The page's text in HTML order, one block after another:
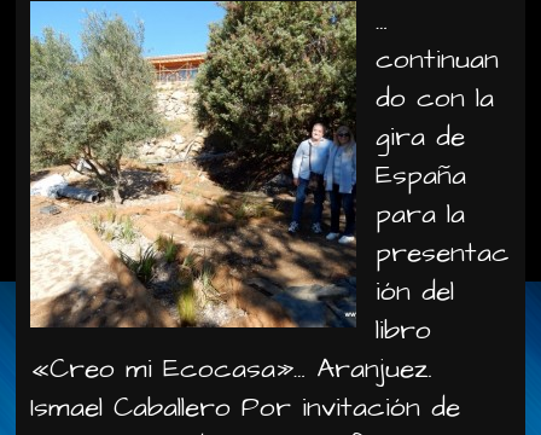
…
continuan
do con la
gira de
España
para la
presentac
ión del
libro
«Creo mi Ecocasa»… Aranjuez.
Ismael Caballero Por invitación de